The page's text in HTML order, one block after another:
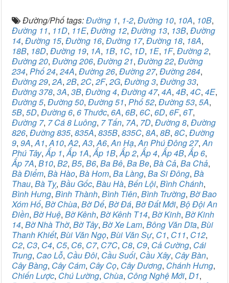
Đường/Phố tags:Đường 1, 1-2, Đường 10, 10A, 10B,
Đường 11, 11D, 11E, Đường 12, Đường 13, 13B, Đường
14, Đường 15, Đường 16, Đường 17, Đường 18, 18A,
18B, 18D, Đường 19, 1A, 1B, 1C, 1D, 1E, 1F, Đường 2,
Đường 20, Đường 206, Đường 21, Đường 22, Đường
234, Phố 24, 24A, Đường 26, Đường 27, Đường 284,
Đường 29, 2A, 2B, 2C, 2F, 2G, Đường 3, Đường 33,
Đường 378, 3A, 3B, Đường 4, Đường 47, 4A, 4B, 4C, 4E,
Đường 5, Đường 50, Đường 51, Phố 52, Đường 53, 5A,
5B, 5D, Đường 6, 6 Thước, 6A, 6B, 6C, 6D, 6F, 6T,
Đường 7, 7 Cá 8 Luông, 7 Tấn, 7A, 7D, Đường 8, Đường
826, Đường 835, 835A, 835B, 835C, 8A, 8B, 8C, Đường
9, 9A,A1,A10,A2,A3,A6,An Hạ,An Phú Đông 27,An
Phú Tây,Ấp 1,Ấp 1A,Ấp 1B,Ấp 2,Ấp 4,Ấp 4B,Ấp 6,
Ấp 7A, B10, B2, B5, B6, Ba Bê, Ba Be, Bà Cả, Ba Chả,
Bà Điểm, Bà Hào, Bà Hom, Ba Làng, Ba Si Đông, Bà
Thau, Bà Tỵ, Bầu Gốc, Bàu Hà, Bến Lội, Bình Chánh,
Bình Hưng, Bình Thành, Bình Tiên, Bình Trường, Bờ Bao
Xóm Hố, Bờ Chùa, Bờ Dế, Bờ Đá, Bờ Đất Mới, Bộ Đội An
Điền, Bờ Huệ, Bờ Kênh, Bờ Kênh T14, Bờ Kinh, Bờ Kinh
14, Bờ Nhà Thờ, Bờ Tây, Bờ Xe Lam, Bông Văn Dĩa, Bùi
Thanh Khiết, Bùi Văn Ngọ, Bùi Văn Sự, C1, C11, C12,
C2, C3, C4, C5, C6, C7, C7C, C8, C9, Cả Cường, Cái
Trung, Cao Lỗ, Cầu Đôi, Cầu Suối, Cầu Xây, Cây Bàn,
Cây Bàng, Cây Cám, Cây Cọ, Cây Dương, Chánh Hưng,
Chiến Lược, Chú Lường, Chùa, Công Nghệ Mới, D1,